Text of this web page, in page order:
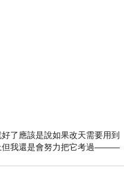
了應該是說如果改天需要用到
但我還是會努力把它考過———